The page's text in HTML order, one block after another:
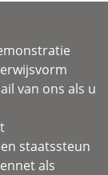
van ons als u
staatssteun
als